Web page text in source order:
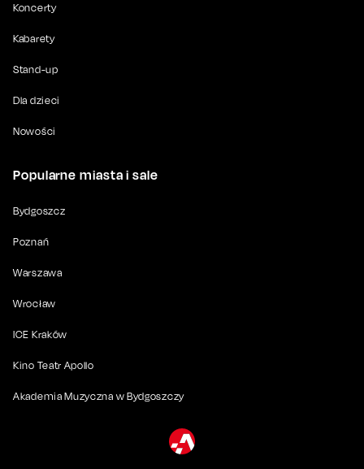
Koncerty
Kabarety
Stand-up
Dla dzieci
Nowości
Popularne miasta i sale
Bydgoszcz
Poznań
Warszawa
Wrocław
ICE Kraków
Kino Teatr Apollo
Akademia Muzyczna w Bydgoszczy